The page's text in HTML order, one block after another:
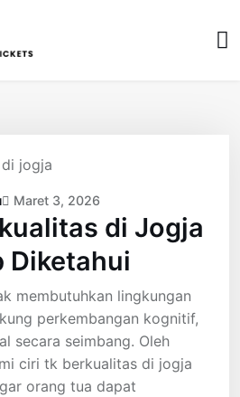
Maret 3, 2026
di Jogja
Diketahui
membutuhkan lingkungan
perkembangan kognitif,
secara seimbang. Oleh
ciri tk berkualitas di jogja
orang tua dapat